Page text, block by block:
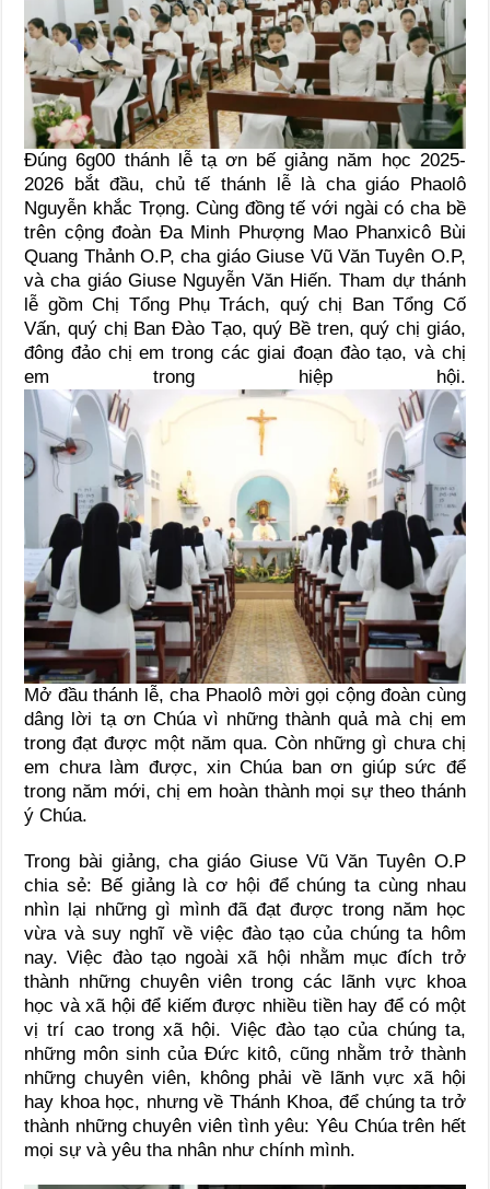
Đúng 6g00 thánh lễ tạ ơn bế giảng năm học 2025-
2026 bắt đầu, chủ tế thánh lễ là cha giáo Phaolô
Nguyễn khắc Trọng. Cùng đồng tế với ngài có cha bề
trên cộng đoàn Đa Minh Phượng Mao Phanxicô Bùi
Quang Thảnh O.P, cha giáo Giuse Vũ Văn Tuyên O.P,
và cha giáo Giuse Nguyễn Văn Hiến. Tham dự thánh
lễ gồm Chị Tổng Phụ Trách, quý chị Ban Tổng Cố
Vấn, quý chị Ban Đào Tạo, quý Bề tren, quý chị giáo,
đông đảo chị em trong các giai đoạn đào tạo, và chị
em trong hiệp hội.
Mở đầu thánh lễ, cha Phaolô mời gọi cộng đoàn cùng
dâng lời tạ ơn Chúa vì những thành quả mà chị em
trong đạt được một năm qua. Còn những gì chưa chị
em chưa làm được, xin Chúa ban ơn giúp sức để
trong năm mới, chị em hoàn thành mọi sự theo thánh
ý Chúa.
Trong bài giảng, cha giáo Giuse Vũ Văn Tuyên O.P
chia sẻ: Bế giảng là cơ hội để chúng ta cùng nhau
nhìn lại những gì mình đã đạt được trong năm học
vừa và suy nghĩ về việc đào tạo của chúng ta hôm
nay. Việc đào tạo ngoài xã hội nhằm mục đích trở
thành những chuyên viên trong các lãnh vực khoa
học và xã hội để kiếm được nhiều tiền hay để có một
vị trí cao trong xã hội. Việc đào tạo của chúng ta,
những môn sinh của Đức kitô, cũng nhằm trở thành
những chuyên viên, không phải về lãnh vực xã hội
hay khoa học, nhưng về Thánh Khoa, để chúng ta trở
thành những chuyên viên tình yêu: Yêu Chúa trên hết
mọi sự và yêu tha nhân như chính mình.